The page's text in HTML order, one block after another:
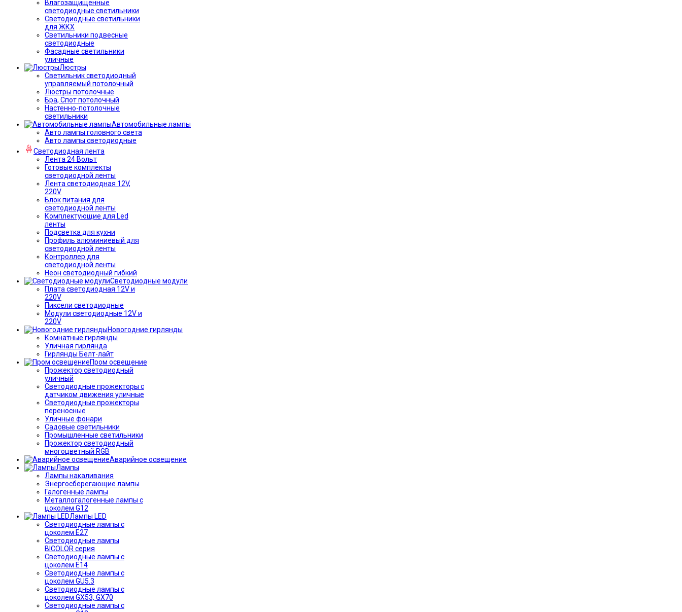
Влагозащищённые
светодиодные светильники
Светодиодные светильники
для ЖКХ
Светильники подвесные
светодиодные
Фасадные светильники
уличные
Люстры
Светильник светодиодный
управляемый потолочный
Люстры потолочные
Бра, Спот потолочный
Настенно-потолочные
светильники
Автомобильные лампы
Авто лампы головного света
Авто лампы светодиодные
Светодиодная лента
Лента 24 Вольт
Готовые комплекты
светодиодной ленты
Лента светодиодная 12V,
220V
Блок питания для
светодиодной ленты
Комплектующие для Led
ленты
Подсветка для кухни
Профиль алюминиевый для
светодиодной ленты
Контроллер для
светодиодной ленты
Неон светодиодный гибкий
Светодиодные модули
Плата светодиодная 12V и
220V
Пиксели светодиодные
Модули светодиодные 12V и
220V
Новогодние гирлянды
Комнатные гирлянды
Уличная гирлянда
Гирлянды Белт-лайт
Пром освещение
Прожектор светодиодный
уличный
Светодиодные прожекторы с
датчиком движения уличные
Светодиодные прожекторы
переносные
Уличные фонари
Садовые светильники
Промышленные светильники
Прожектор светодиодный
многоцветный RGB
Аварийное освещение
Лампы
Лампы накаливания
Энергосберегающие лампы
Галогенные лампы
Металлогалогенные лампы с
цоколем G12
Лампы LED
Светодиодные лампы с
цоколем E27
Светодиодные лампы
BICOLOR серия
Светодиодные лампы с
цоколем E14
Светодиодные лампы с
цоколем GU5.3
Светодиодные лампы с
цоколем GX53, GX70
Светодиодные лампы с